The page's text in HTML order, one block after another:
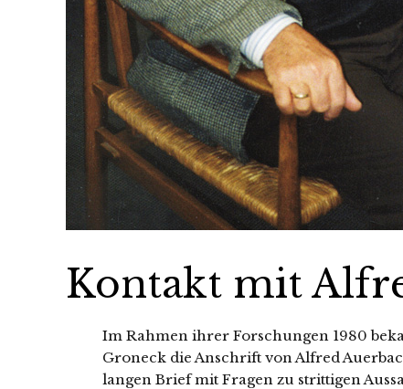
Kontakt mit
Im Rahmen ihrer Forschungen 1980
Groneck die Anschrift von Alfred
lan­gen Brief mit Fragen zu strit­ti­gen